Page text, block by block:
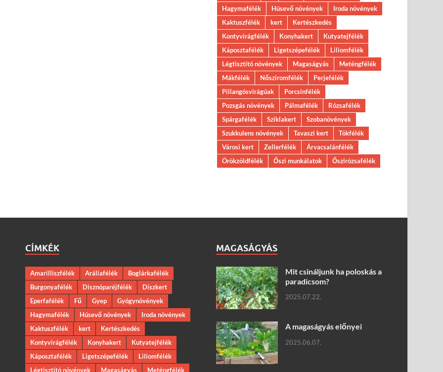
Hagymafélék
Húsevő növények
Iroda növények
Kaktuszfélék
kert
Kertészkedés
Kontyvirágfélék
Konyhakert
Kutyatejfélék
Káposztafélék
Ligetszépefélék
Liliomfélék
Légtisztító növények
Magaságyás
Meténgfélék
Mákfélék
Nősziromfélék
Perjefélék
Pillangósvirágúak
Porcsinfélék
Pozsgás növények
Pálmafélék
Rózsafélék
Spárgafélék
Sziklakert
Szobanövények
Szukkulens növények
Tavaszi kert
Tökfélék
Városi kert
Zellerfélék
Árvacsalánfélék
Örökzöldfélék
Őszi munkálatok Őszirózsafélék
CÍMKÉK
Amarilliszfélék Aráliafélék
Boglárkafélék
Burgonyafélék
Disznóparéjfélék
Díszkert
Eperfafélék
Fű Gyep
Gyógynövények
Hagymafélék
Húsevő növények
Iroda növények
Kaktuszfélék
kert
Kertészkedés
Kontyvirágfélék
Konyhakert
Kutyatejfélék
Káposztafélék
Ligetszépefélék
Liliomfélék
Légtisztító növények
Magaságyás Meténgfélék
MAGASÁGYÁS
Mit csináljunk ha poloskás a
paradicsom?
2025.07.22.
A magaságyás előnyei
2025.06.07.